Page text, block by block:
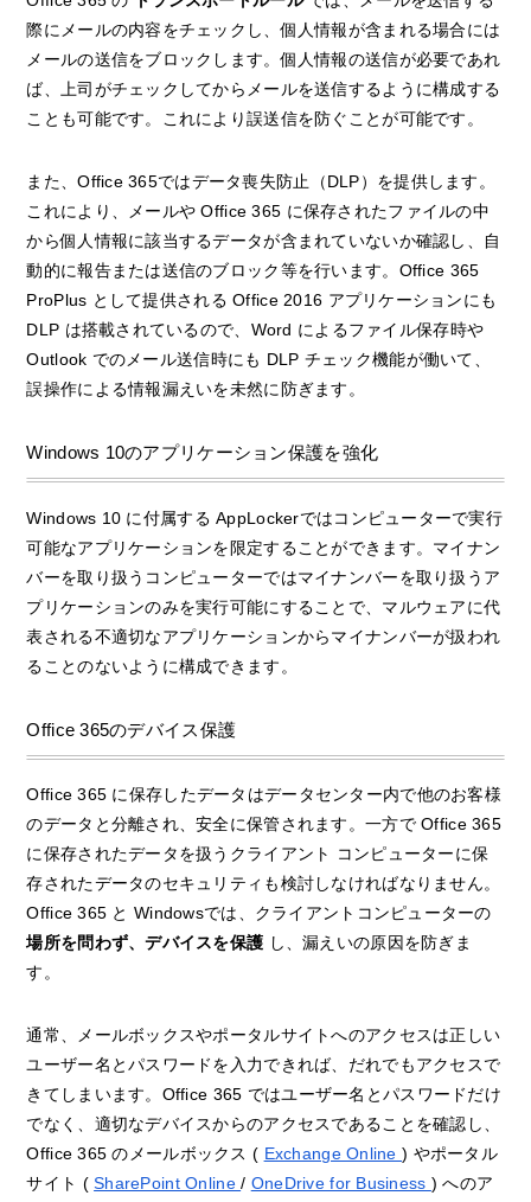
際にメールの内容をチェックし、個人情報が含まれる場合には
メールの送信をブロックします。個人情報の送信が必要であれ
ば、上司がチェックしてからメールを送信するように構成する
ことも可能です。これにより誤送信を防ぐことが可能です。
また、Office 365ではデータ喪失防止（DLP）を提供します。
これにより、メールや Office 365 に保存されたファイルの中
から個人情報に該当するデータが含まれていないか確認し、自
動的に報告または送信のブロック等を行います。Office 365
ProPlus として提供される Office 2016 アプリケーションにも
DLP は搭載されているので、Word によるファイル保存時や
Outlook でのメール送信時にも DLP チェック機能が働いて、
誤操作による情報漏えいを未然に防ぎます。
Windows 10のアプリケーション保護を強化
Windows 10 に付属する AppLockerではコンピューターで実行
可能なアプリケーションを限定することができます。マイナン
バーを取り扱うコンピューターではマイナンバーを取り扱うア
プリケーションのみを実行可能にすることで、マルウェアに代
表される不適切なアプリケーションからマイナンバーが扱われ
ることのないように構成できます。
Office 365のデバイス保護
Office 365 に保存したデータはデータセンター内で他のお客様
のデータと分離され、安全に保管されます。一方で Office 365
に保存されたデータを扱うクライアント コンピューターに保
存されたデータのセキュリティも検討しなければなりません。
Office 365 と Windowsでは、クライアントコンピューターの
場所を問わず、デバイスを保護 し、漏えいの原因を防ぎま
す。
通常、メールボックスやポータルサイトへのアクセスは正しい
ユーザー名とパスワードを入力できれば、だれでもアクセスで
きてしまいます。Office 365 ではユーザー名とパスワードだけ
でなく、適切なデバイスからのアクセスであることを確認し、
Office 365 のメールボックス ( Exchange Online) やポータル
サイト (SharePoint Online/ OneDrive for Business ) へのア